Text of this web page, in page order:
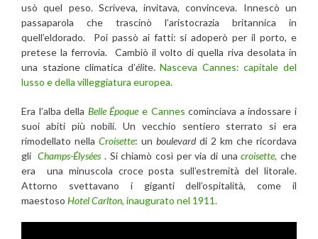
usò quel peso. Scriveva, invitava, convinceva. Innescò un
passaparola che trascinò l’aristocrazia britannica in
quell’eldorado. Poi passò ai fatti: si adoperò per il porto, e
pretese la ferrovia. Cambiò il volto di quella riva desolata in
una stazione climatica d’élite.Nasceva Cannes: capitale del
lusso e della villeggiatura europea.
Era l’alba della Belle Époquee Cannes cominciava a indossare i
suoi abiti più nobili. Un vecchio sentiero sterrato si era
rimodellato nella Croisette: un boulevarddi 2 km che ricordava
gliChamps-Élysées . Si chiamò così per via di unacroisette, che
era una minuscola croce posta sull’estremità del litorale.
Attorno svettavano i giganti dell’ospitalità, come il
maestoso Hotel Carlton, inaugurato nel 1911.